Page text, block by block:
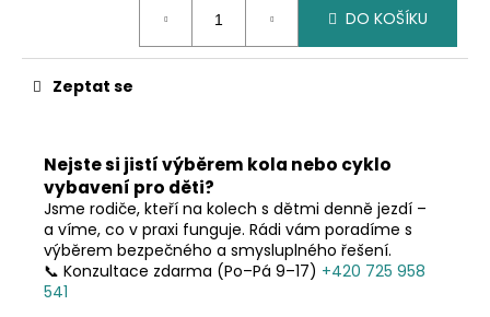
DO KOŠÍKU
Zeptat se
Nejste si jistí výběrem kola nebo cyklo
vybavení pro děti?
Jsme rodiče, kteří na kolech s dětmi denně jezdí –
a víme, co v praxi funguje. Rádi vám poradíme s
výběrem bezpečného a smysluplného řešení.
📞 Konzultace zdarma (Po–Pá 9–17) +420 725 958
541